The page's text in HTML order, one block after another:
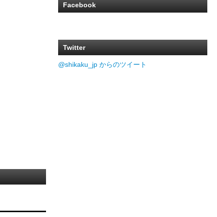
Facebook
Twitter
@shikaku_jp からのツイート